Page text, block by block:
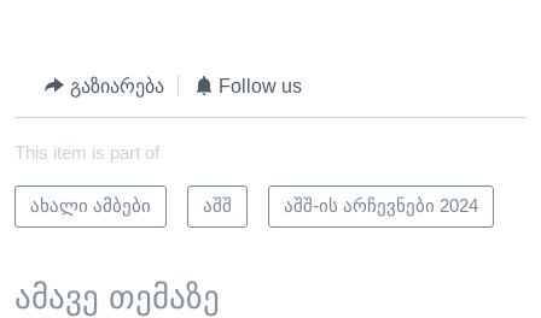
გაზიარება Follow us
This item is part of
ახალი ამბები აშშ აშშ-ის არჩევნები 2024
ამავე თემაზე